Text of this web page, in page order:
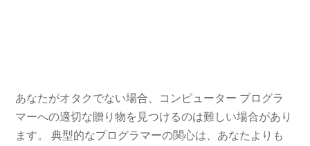
あなたがオタクでない場合、コンピューター プログラ
マーへの適切な贈り物を見つけるのは難しい場合があり
ます。 典型的なプログラマーの関心は、あなたよりも